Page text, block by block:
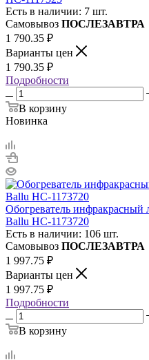
Есть в наличии: 7 шт.
Самовывоз ПОСЛЕЗАВТРА
1 790.35 ₽
Варианты цен
1 790.35 ₽
Подробности
В корзину
Новинка
Обогреватель
Ballu НС-1173720
Есть в наличии: 106 шт.
Самовывоз ПОСЛЕЗАВТРА
1 997.75 ₽
Варианты цен
1 997.75 ₽
Подробности
В корзину